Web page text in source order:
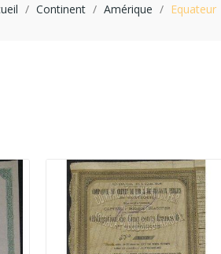
Continent Amérique Equateur